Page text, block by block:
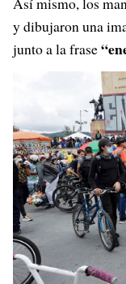
y dibujaron una
junto a la frase